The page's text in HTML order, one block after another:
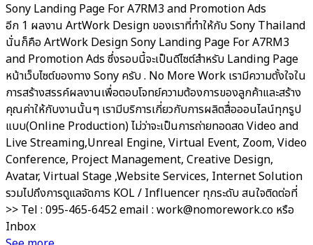
Sony Landing Page For A7RM3 and Promotion Ads
อีก 1 ผลงาน ArtWork Design ของเราที่ทำให้กับ Sony Thailand
นั่นก็คือ ArtWork Design Sony Landing Page For A7RM3
and Promotion Ads ซึ่งรอบนี้จะเป็นดีไซต์สำหรับ Landing Page
หน้าเว็บไซต์ของทาง Sony ครับ . No More Work เรามีความตั้งใจใน
การสร้างสรรค์ผลงานเพื่อตอบโจทย์ความต้องการของลูกค้าและสร้าง
คุณค่าให้กับงานนั้นๆ เรามีบริการเกี่ยวกับการผลิตสื่อออนไลน์ทุกรูป
แบบ(Online Production) ไม่ว่าจะเป็นการถ่ายทอดสด Video and
Live Streaming,Unreal Engine, Virtual Event, Zoom, Video
Conference, Project Management, Creative Design,
Avatar, Virtual Stage ,Website Services, Internet Solution
รวมไปถึงการดูแลจัดการ KOL / Influencer ทุกระดับ สนใจติดต่อที่
>> Tel : 095-465-6452 email : work@nomorework.co หรือ
Inbox